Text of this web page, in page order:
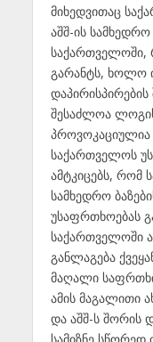
მიხედვითაც
აშშ-ის
გარანტს, ხოლო
შესაძლოა
პროვოკაციულია
საქართველოს
ამტკიცებს, რომ
სამხედრო
უსაფრთხოებას
საქართველოში
განლაგება
მაღალი
ამის მაგალითი
და აშშ-ს შორის